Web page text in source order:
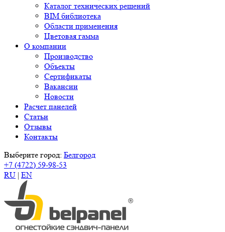
Каталог технических решений
BIM библиотека
Области применения
Цветовая гамма
О компании
Производство
Объекты
Сертификаты
Вакансии
Новости
Расчет панелей
Статьи
Отзывы
Контакты
Выберите город: Белгород
+7 (4722) 59-98-53
RU | EN